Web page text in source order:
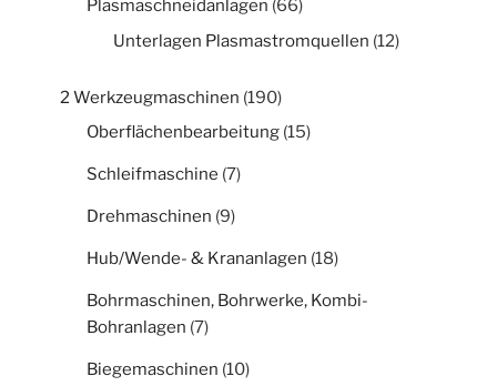
Plasmaschneidanlagen (66)
Unterlagen Plasmastromquellen (12)
2 Werkzeugmaschinen (190)
Oberflächenbearbeitung (15)
Schleifmaschine (7)
Drehmaschinen (9)
Hub/Wende- & Krananlagen (18)
Bohrmaschinen, Bohrwerke, Kombi-
Bohranlagen (7)
Biegemaschinen (10)